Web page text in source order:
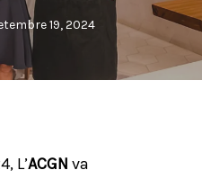
19, 2024
L’ACGN va